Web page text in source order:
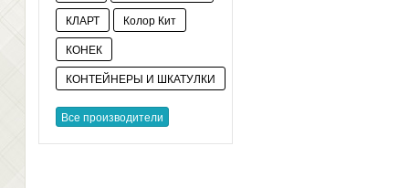
КЛАРТ
Колор Кит
КОНЕК
КОНТЕЙНЕРЫ И ШКАТУЛКИ
Все производители